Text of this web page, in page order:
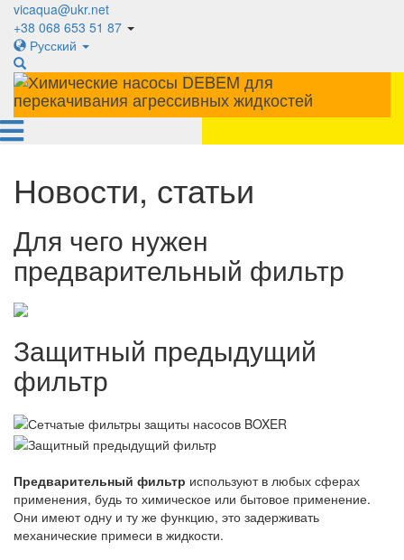
vicaqua@ukr.net
+38 068 653 51 87
Русский
Новости, статьи
Для чего нужен
предварительный фильтр
Защитный предыдущий
фильтр
Предварительный фильтр используют в любых сферах
применения, будь то химическое или бытовое применение.
Они имеют одну и ту же функцию, это задерживать
механические примеси в жидкости.